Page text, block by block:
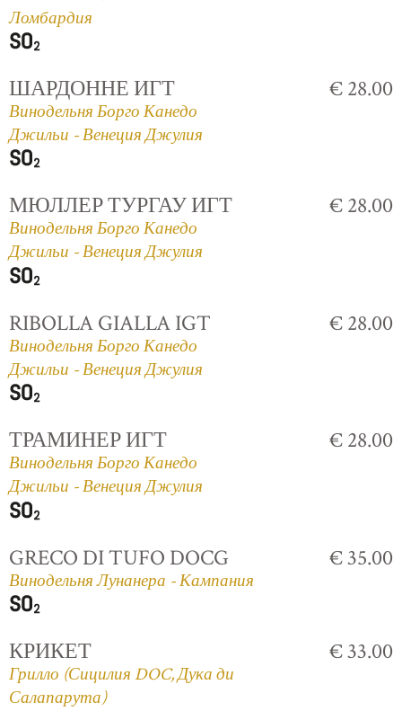
Ломбардия
ШАРДОННЕ ИГТ
Винодельня Борго Канедо
Джильи - Венеция Джулия
€ 28.00
МЮЛЛЕР ТУРГАУ ИГТ
Винодельня Борго Канедо
Джильи - Венеция Джулия
€ 28.00
RIBOLLA GIALLA IGT
Винодельня Борго Канедо
Джильи - Венеция Джулия
€ 28.00
ТРАМИНЕР ИГТ
Винодельня Борго Канедо
Джильи - Венеция Джулия
€ 28.00
GRECO DI TUFO DOCG
Винодельня Лунанера - Кампания
€ 35.00
КРИКЕТ
Грилло (Сицилия DOC, Дука ди
Салапарута)
€ 33.00